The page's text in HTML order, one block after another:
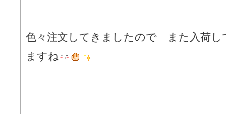
色々注文してきましたので また入荷
ますね